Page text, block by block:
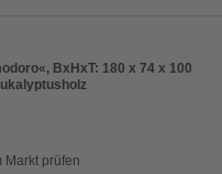
BxHxT: 180 x 74 x 100
Markt prüfen